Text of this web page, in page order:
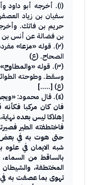
(١). أخرجه أبو
سفيان بن زياد
حريم بن فاتك.
بن فضالة عن أنس بن
(٢). قوله
«مزعا»
الصحاح. (ع)
(٣). قوله
«والمطاوح»
وسقط. وطوحته
(ع) [.....]
(٤). قال محمود:
فان كان مركبا
إهلاكا ليس بعده
فاختطفته الطير
حتى هوت به في بعض
شبه الايمان في علوه
بالساقط من السماء،
المختطفة،
تهوى بما عصفت به